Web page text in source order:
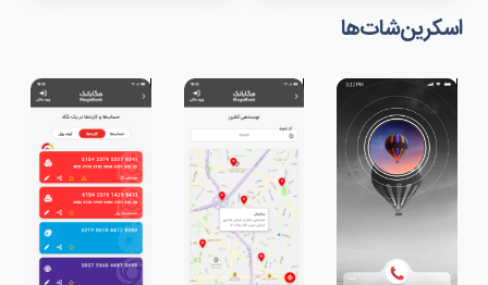
اسکرین‌شات‌ها